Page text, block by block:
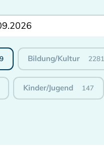
Bildung/Kultur 2281
Kinder/Jugend 147